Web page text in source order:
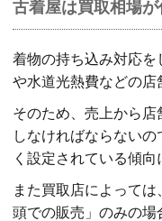
古着屋は買取相場
着物の持ち込み対応
や水道光熱費などの店
そのため、売上から
しなければならない
く設定されている傾向
また買取店によって
頭での販売」のみの場